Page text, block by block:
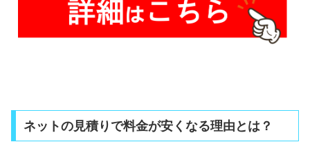
ネットの見積りで料金が安くなる理由とは？